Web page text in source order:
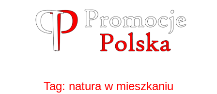
Tag: natura w mieszkaniu